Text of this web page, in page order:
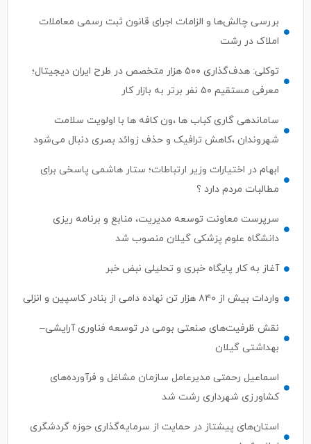
بررسی چالش‌ها و الزامات اجرای قانون ثبت رسمی معاملات
املاک در رشت
توکلی: هدف‌گذاری ۵۰۰ هزار متخصص در طرح ایران دیجیتال؛
معرفی مستقیم ۵۰ نفر برتر به بازار کار
ساماندهی گاری کباب ها ،ون کافه ها با اولویت سلامت
شهروندان ،کاهش ترافیک و حذف زوائد بصری دنبال می‌شود
ابهام در اختیارات وزیر ارتباطات؛ ستار هاشمی پاسخی برای
مطالبات مردم دارد ؟
سرپرست معاونت توسعه مدیریت، منابع و برنامه ریزی
دانشگاه علوم پزشکی گیلان منصوب شد
آغاز به کار پایگاه خبری و تحلیلی نبض خبر
واردات بیش از ۸۴۰ هزار تن نهاده دامی از بنادر كاسپین و انزلی
نقش ظرفیت‌های صنعتی بومی در توسعه فناوری آرایشی–
بهداشتی گیلان
اسماعیل رحمتی مدیرعامل سازمان مشاغل و فرآورده‌های
کشاورزی شهرداری رشت شد
استان‌های پیشتاز در حمایت از سرمایه‌گذاری حوزه گردشگری